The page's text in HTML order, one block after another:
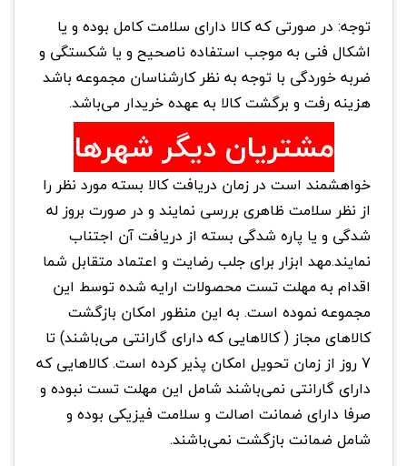
توجه: در صورتی که کالا دارای سلامت کامل بوده و یا
اشکال فنی به موجب استفاده ناصحیح و یا شکستگی و
ضربه خوردگی با توجه به نظر کارشناسان مجموعه باشد
هزینه رفت و برگشت کالا به عهده خریدار می‌باشد.
مشتریان دیگر شهرها
خواهشمند است در زمان دریافت کالا بسته مورد نظر را
از نظر سلامت ظاهری بررسی نمایند و در صورت بروز له
شدگی و یا پاره شدگی بسته از دریافت آن اجتناب
نمایند.مهد ابزار برای جلب رضایت و اعتماد متقابل شما
اقدام به مهلت تست محصولات ارایه شده توسط این
مجموعه نموده است. به این منظور امکان بازگشت
کالاهای مجاز ( کالاهایی که دارای گارانتی می‌باشند) تا
7 روز از زمان تحویل امکان پذیر کرده است. کالاهایی که
دارای گارانتی نمی‌باشند شامل این مهلت تست نبوده و
صرفا دارای ضمانت اصالت و سلامت فیزیکی بوده و
شامل ضمانت بازگشت نمی‌باشند.